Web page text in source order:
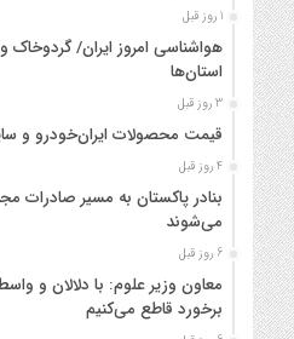
1 روز قبل
هواشناسی امروز ایران/
استان‌ها
3 روز قبل
قیمت محصولات ایران‌خودرو و سایپا
4 روز قبل
بنادر پاکستان به مسیر صادرات
می‌شوند
6 روز قبل
معاون وزیر علوم: با دلالان و
برخورد قاطع می‌کنیم